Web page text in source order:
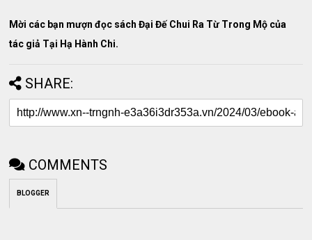
Mời các bạn mượn đọc sách Đại Đế Chui Ra Từ Trong Mộ của
tác giả Tại Hạ Hành Chi.
SHARE:
COMMENTS
BLOGGER